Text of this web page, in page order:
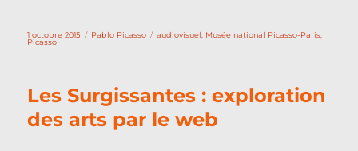
Publié
le
1 octobre 2015 Catégories
Pablo Picasso Étiquettes
audiovisuel, Musée national Picasso-Paris,
Picasso
Les Surgissantes : exploration
des arts par le web